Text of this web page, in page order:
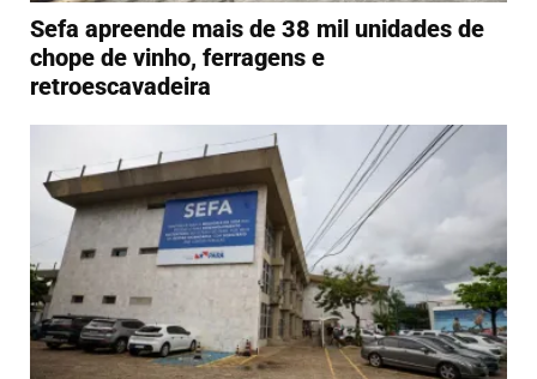
Sefa apreende mais de 38 mil unidades de
chope de vinho, ferragens e
retroescavadeira